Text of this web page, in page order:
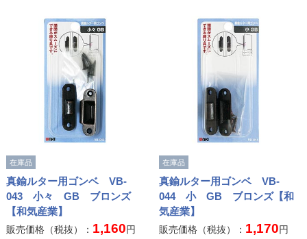
在庫品
真鍮ルター用ゴンベ VB-
043 小々 GB ブロンズ
【和気産業】
販売価格（税抜）： 1,160円
在庫品
真鍮ルター用ゴンベ VB-
044 小 GB ブロンズ【和
気産業】
販売価格（税抜）： 1,170円